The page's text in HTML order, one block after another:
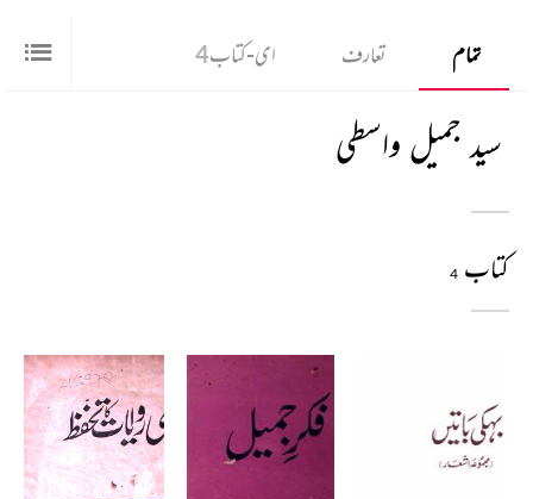
تمام تعارف ای-کتاب4
سید جمیل واسطی
کتاب 4